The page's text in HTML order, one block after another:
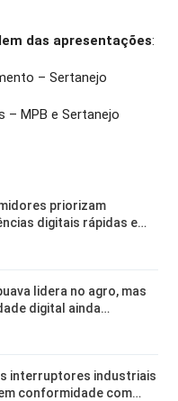
das apresentações:
– Sertanejo
– MPB e Sertanejo
priorizam
digitais rápidas e…
lidera no agro, mas
digital ainda…
interruptores industriais
conformidade com…